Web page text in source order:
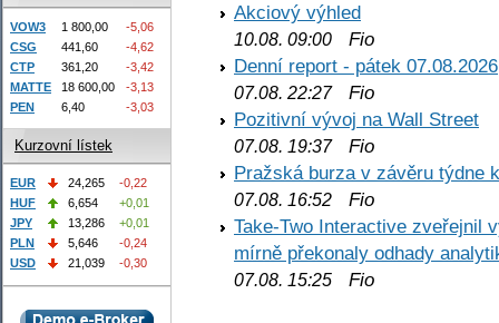
Akciový výhled
10.08. 09:00 Fio
Denní report - pátek 07.08.2026
07.08. 22:27Fio
Pozitivní vývoj na Wall Street
07.08. 19:37Fio
Pražská burza v závěru týdne
07.08. 16:52 Fio
Take-Two Interactive zveřejnil
mírně překonaly odhady
07.08. 15:25 Fio
VOW3 1 800,00
-5,06
CSG
441,60
-4,62
CTP
361,20
-3,42
MATTE
18 600,00
-3,13
PEN
6,40 -3,03
Kurzovní lístek
EUR 24,265
-0,22
HUF
6,654
+0,01
JPY
13,286
+0,01
PLN
5,646
-0,24
USD
21,039 -0,30